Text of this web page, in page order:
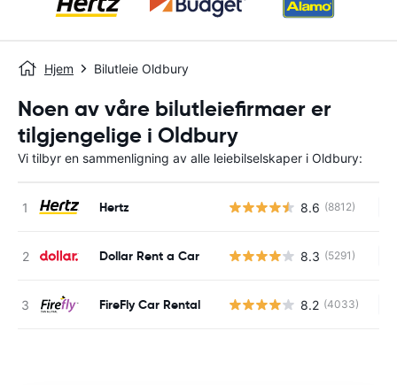
Hjem Bilutleie Oldbury
Noen av våre bilutleiefirmaer er
tilgjengelige i Oldbury
Vi tilbyr en sammenligning av alle leiebilselskaper i Oldbury:
Hertz 8.6 (8812)
Dollar Rent a Car 8.3 (5291)
FireFly Car Rental 8.2 (4033)